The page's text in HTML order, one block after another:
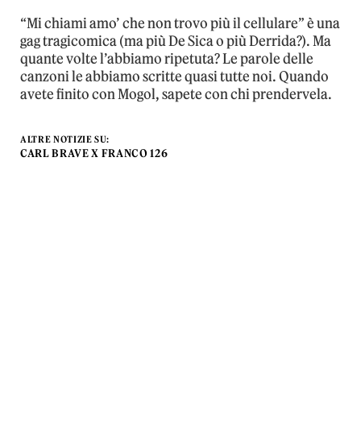
“Mi chiami amo’ che non trovo più il cellulare” è una
gag tragicomica (ma più De Sica o più Derrida?). Ma
quante volte l’abbiamo ripetuta? Le parole delle
canzoni le abbiamo scritte quasi tutte noi. Quando
avete finito con Mogol, sapete con chi prendervela.
ALTRE NOTIZIE SU:
CARL BRAVE X FRANCO 126